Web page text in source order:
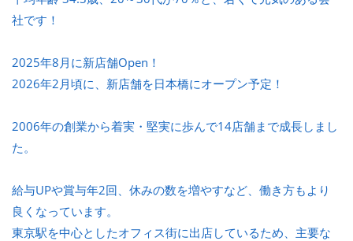
社です！
2025年8月に新店舗Open！
2026年2月頃に、新店舗を日本橋にオープン予定！
2006年の創業から着実・堅実に歩んで14店舗まで成長しまし
た。
給与UPや賞与年2回、休みの数を増やすなど、働き方もより
良くなっています。
東京駅を中心としたオフィス街に出店しているため、主要な